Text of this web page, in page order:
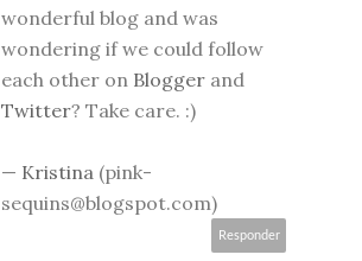
wonderful blog and was
wondering if we could follow
each other on Blogger and
Twitter? Take care. :)
— Kristina (pink-
sequins@blogspot.com)
Responder